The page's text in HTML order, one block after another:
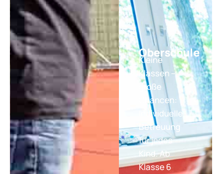
Oberschule
Kleine
Klassen –
große
Chancen:
Individuelle
Betreuung
für jedes
Kind. Ab
Klasse 6